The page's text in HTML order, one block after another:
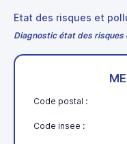
Etat des risques et
Diagnostic état des risques
Code postal :
Code insee :